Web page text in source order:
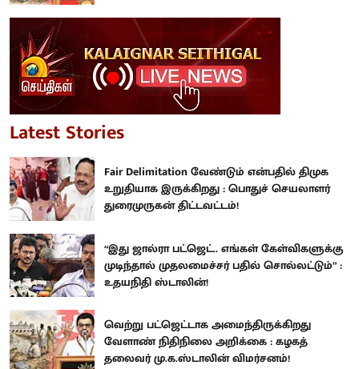
Latest Stories
Fair Delimitation வேண்டும் என்பதில் திமுக
உறுதியாக இருக்கிறது : பொதுச் செயலாளர்
துரைமுருகன் திட்டவட்டம்!
“இது ஜால்ரா பட்ஜெட்.. எங்கள் கேள்விகளுக்கு
முடிந்தால் முதலமைச்சர் பதில் சொல்லட்டும்” :
உதயநிதி ஸ்டாலின்!
வெற்று பட்ஜெட்டாக அமைந்திருக்கிறது
வேளாண் நிதிநிலை அறிக்கை : கழகத்
தலைவர் மு.க.ஸ்டாலின் விமர்சனம்!